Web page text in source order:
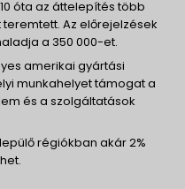
óta az áttelepítés több
Az előrejelzések
a 350 000-et.
amerikai gyártási
munkahelyet támogat a
és a szolgáltatások
régiókban akár 2%